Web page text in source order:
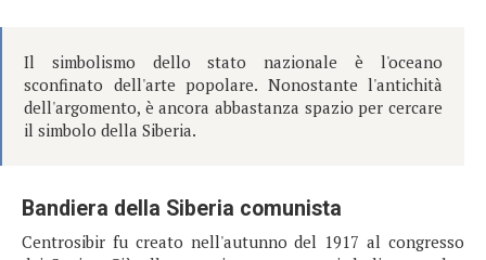
Il simbolismo dello stato nazionale è l'oceano
sconfinato dell'arte popolare. Nonostante l'antichità
dell'argomento, è ancora abbastanza spazio per cercare
il simbolo della Siberia.
Bandiera della Siberia comunista
Centrosibir fu creato nell'autunno del 1917 al congresso